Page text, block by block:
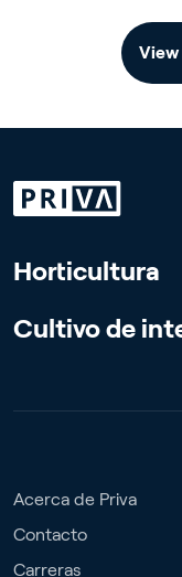
Horticultura
Cultivo de
Acerca de Priva
Contacto
Carreras